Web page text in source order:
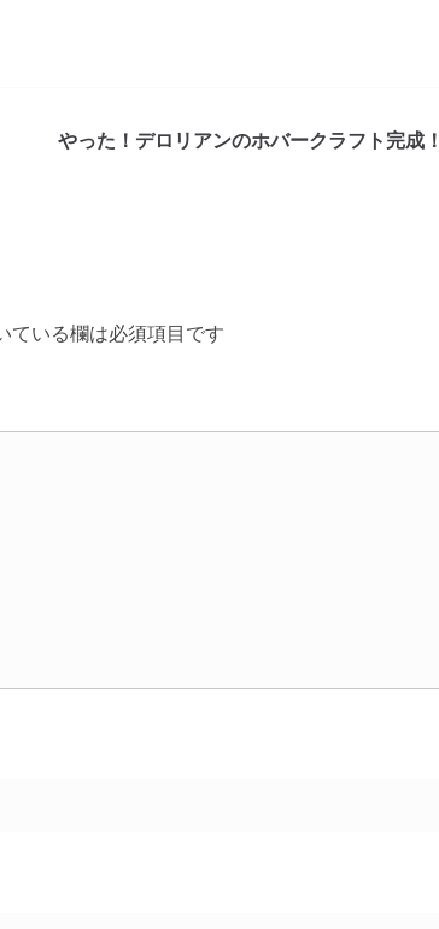
やった！デロリアンのホバークラフト完成！
ている欄は必須項目です